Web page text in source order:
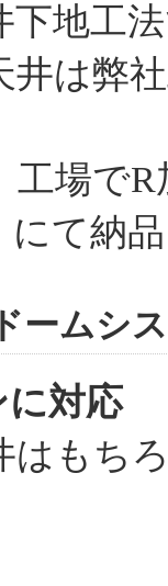
下地工
井は弊
工場で
にて納
ームシ
に対応
はもち